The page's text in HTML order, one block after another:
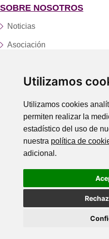
Utilizamos
Utilizamos cookies
permiten realizar la
estadístico del uso de
nuestra política de
adicional.
SOBRE NOSOTROS
Noticias
Asociación
Servicios y centros
Trabaja con nosotros
Donaciones
Contacto